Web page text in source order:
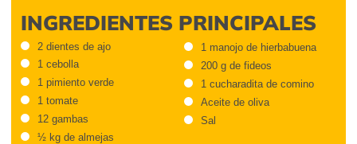
INGREDIENTES PRINCIPALES
2 dientes de ajo
1 cebolla
1 pimiento verde
1 tomate
12 gambas
½ kg de almejas
1 manojo de hierbabuena
200 g de fideos
1 cucharadita de comino
Aceite de oliva
Sal